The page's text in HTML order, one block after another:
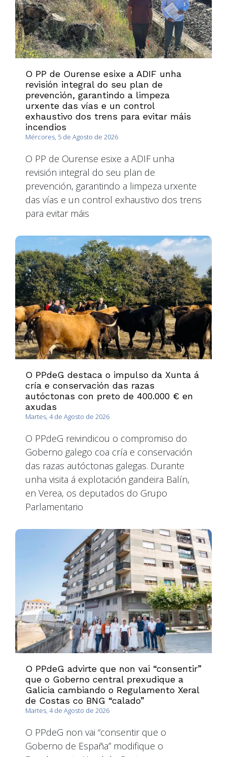
O PP de Ourense esixe a ADIF unha
revisión integral do seu plan de
prevención, garantindo a limpeza
urxente das vías e un control
exhaustivo dos trens para evitar máis
incendios
Mércores, 5 de Agosto de 2026
O PP de Ourense esixe a ADIF unha
revisión integral do seu plan de
prevención, garantindo a limpeza urxente
das vías e un control exhaustivo dos trens
para evitar máis
O PPdeG destaca o impulso da Xunta á
cría e conservación das razas
autóctonas con preto de 400.000 € en
axudas
Martes, 4 de Agosto de 2026
O PPdeG reivindicou o compromiso do
Goberno galego coa cría e conservación
das razas autóctonas galegas. Durante
unha visita á explotación gandeira Balín,
en Verea, os deputados do Grupo
Parlamentario
O PPdeG advirte que non vai “consentir”
que o Goberno central prexudique a
Galicia cambiando o Regulamento Xeral
de Costas co BNG “calado”
Martes, 4 de Agosto de 2026
O PPdeG non vai “consentir que o
Goberno de España” modifique o